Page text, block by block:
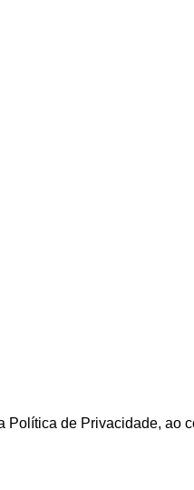
de Privacidade, ao